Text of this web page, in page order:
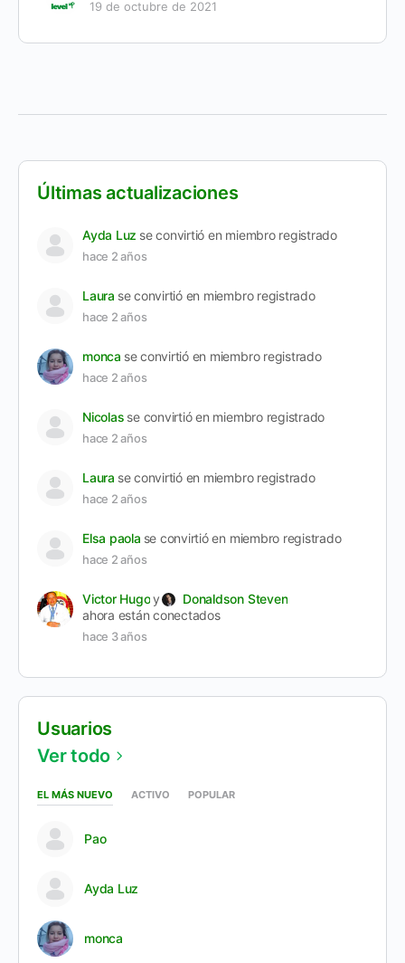
19 de octubre de 2021
Últimas actualizaciones
Ayda Luz se convirtió en miembro registrado
hace 2 años
Laura se convirtió en miembro registrado
hace 2 años
monca se convirtió en miembro registrado
hace 2 años
Nicolas se convirtió en miembro registrado
hace 2 años
Laura se convirtió en miembro registrado
hace 2 años
Elsa paola se convirtió en miembro registrado
hace 2 años
Victor Hugoy
Donaldson Steven
ahora están conectados
hace 3 años
Usuarios
Ver todo
EL MÁS NUEVO ACTIVO POPULAR
Pao
Ayda Luz
monca